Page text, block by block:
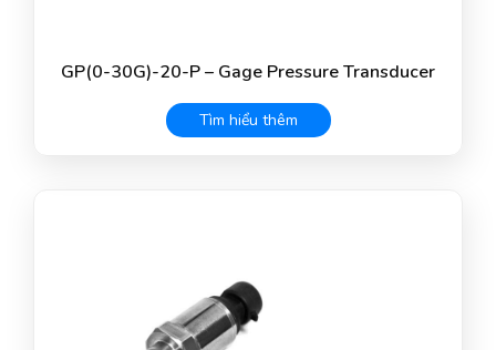
GP(0-30G)-20-P – Gage Pressure Transducer
Tìm hiểu thêm